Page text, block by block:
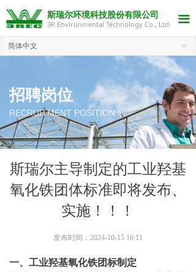
斯瑞尔环境科技股份有限公司 끀
首页
最新动态
招聘岗位
了解我们
联系我们
3R Environmental Technology Co., Ltd.
ꀅ
简体中文
斯瑞尔主导制定的工业羟基
氧化铁团体标准即将发布、
实施！！！
一、工业羟基氧化铁团标制定
发布时间： 2024-10-15 16:11
招聘岗位
RECRUITMENT POSITION